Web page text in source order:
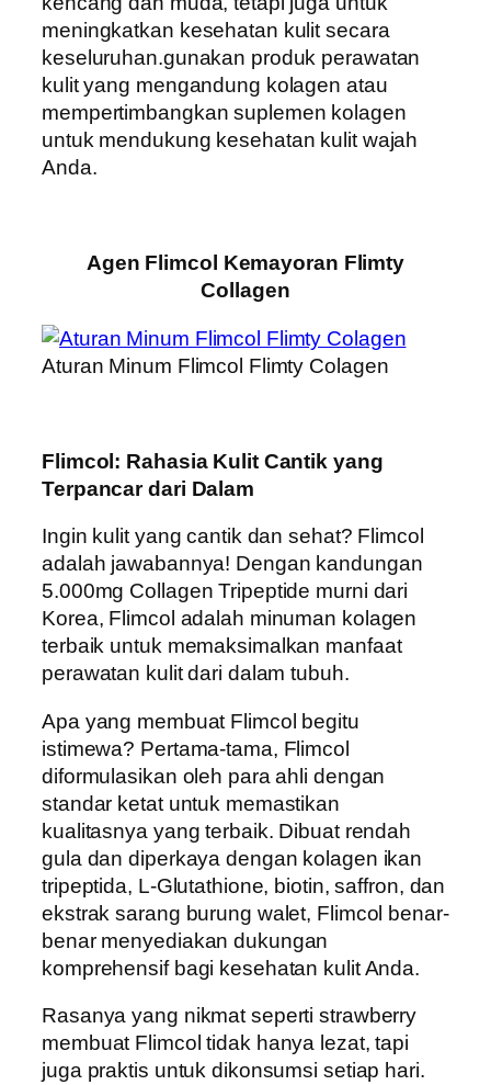
meningkatkan kesehatan kulit secara
keseluruhan.gunakan produk perawatan
kulit yang mengandung kolagen atau
mempertimbangkan suplemen kolagen
untuk mendukung kesehatan kulit wajah
Anda.
Agen Flimcol Kemayoran Flimty
Collagen
Aturan Minum Flimcol Flimty Colagen
Flimcol: Rahasia Kulit Cantik yang
Terpancar dari Dalam
Ingin kulit yang cantik dan sehat? Flimcol
adalah jawabannya! Dengan kandungan
5.000mg Collagen Tripeptide murni dari
Korea, Flimcol adalah minuman kolagen
terbaik untuk memaksimalkan manfaat
perawatan kulit dari dalam tubuh.
Apa yang membuat Flimcol begitu
istimewa? Pertama-tama, Flimcol
diformulasikan oleh para ahli dengan
standar ketat untuk memastikan
kualitasnya yang terbaik. Dibuat rendah
gula dan diperkaya dengan kolagen ikan
tripeptida, L-Glutathione, biotin, saffron, dan
ekstrak sarang burung walet, Flimcol benar-
benar menyediakan dukungan
komprehensif bagi kesehatan kulit Anda.
Rasanya yang nikmat seperti strawberry
membuat Flimcol tidak hanya lezat, tapi
juga praktis untuk dikonsumsi setiap hari.